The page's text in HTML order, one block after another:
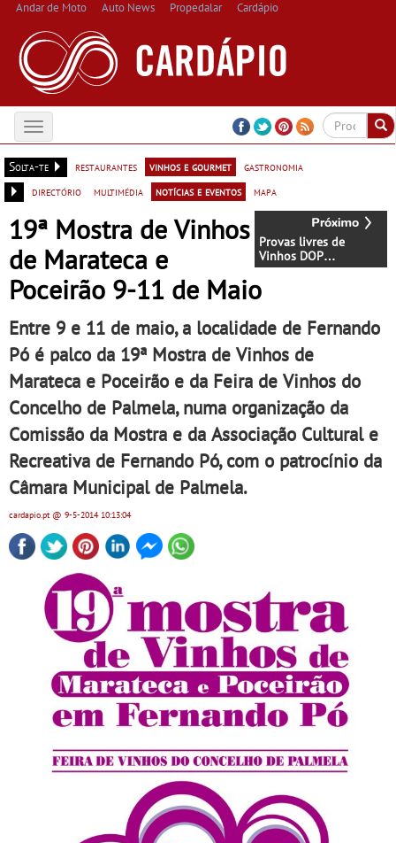
Andar de Moto Auto News Propedalar Cardápio
Toggle
navigation
Solta-te
restaurantes vinhos e gourmet
gastronomia
directório
multimédia notícias e eventos mapa
Provas livres de
Vinhos DOP
"Madeirense" e IGP
"Terras Madeirenses"
19ª Mostra de Vinhos
de Marateca e
Poceirão 9-11 de Maio
Entre 9 e 11 de maio, a localidade de Fernando
Pó é palco da 19ª Mostra de Vinhos de
Marateca e Poceirão e da Feira de Vinhos do
Concelho de Palmela, numa organização da
Comissão da Mostra e da Associação Cultural e
Recreativa de Fernando Pó, com o patrocínio da
Câmara Municipal de Palmela.
cardapio.pt@ 9-5-201410:13:04